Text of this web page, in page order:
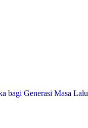
bagi Generasi Masa Lalu